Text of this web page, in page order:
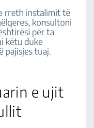
rreth instalimit të
konsultoni
për ta
këtu duke
pajisjes tuaj.
e ujit